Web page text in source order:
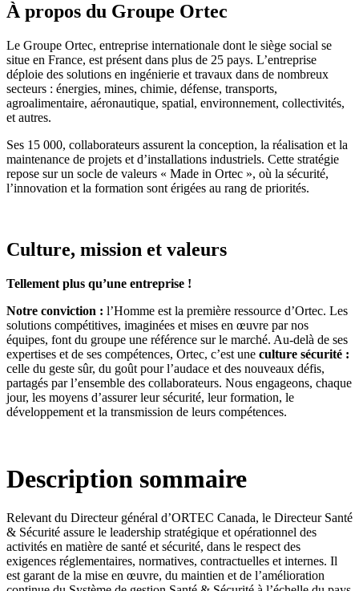
À propos du Groupe Ortec
Le Groupe Ortec, entreprise internationale dont le siège social se
situe en France, est présent dans plus de 25 pays. L’entreprise
déploie des solutions en ingénierie et travaux dans de nombreux
secteurs : énergies, mines, chimie, défense, transports,
agroalimentaire, aéronautique, spatial, environnement, collectivités,
et autres.
Ses 15 000, collaborateurs assurent la conception, la réalisation et la
maintenance de projets et d’installations industriels. Cette stratégie
repose sur un socle de valeurs « Made in Ortec », où la sécurité,
l’innovation et la formation sont érigées au rang de priorités.
Culture, mission et valeurs
Tellement plus qu’une entreprise !
Notre conviction : l’Homme est la première ressource d’Ortec. Les
solutions compétitives, imaginées et mises en œuvre par nos
équipes, font du groupe une référence sur le marché. Au-delà de ses
expertises et de ses compétences, Ortec, c’est une culture sécurité :
celle du geste sûr, du goût pour l’audace et des nouveaux défis,
partagés par l’ensemble des collaborateurs. Nous engageons, chaque
jour, les moyens d’assurer leur sécurité, leur formation, le
développement et la transmission de leurs compétences.
Description sommaire
Relevant du Directeur général d’ORTEC Canada, le Directeur Santé
& Sécurité assure le leadership stratégique et opérationnel des
activités en matière de santé et sécurité, dans le respect des
exigences réglementaires, normatives, contractuelles et internes. Il
est garant de la mise en œuvre, du maintien et de l’amélioration